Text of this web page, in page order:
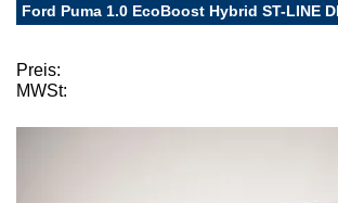
Ford Puma 1.0 EcoBoost Hybrid ST-LINE
Preis:
MWSt: